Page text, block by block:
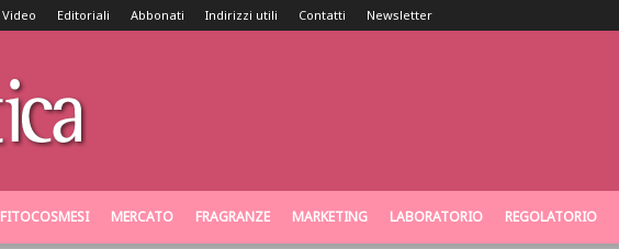
Video Editoriali Abbonati Indirizzi utili Contatti Newsletter
FITOCOSMESI MERCATO FRAGRANZE MARKETING LABORATORIO REGOLATORIO